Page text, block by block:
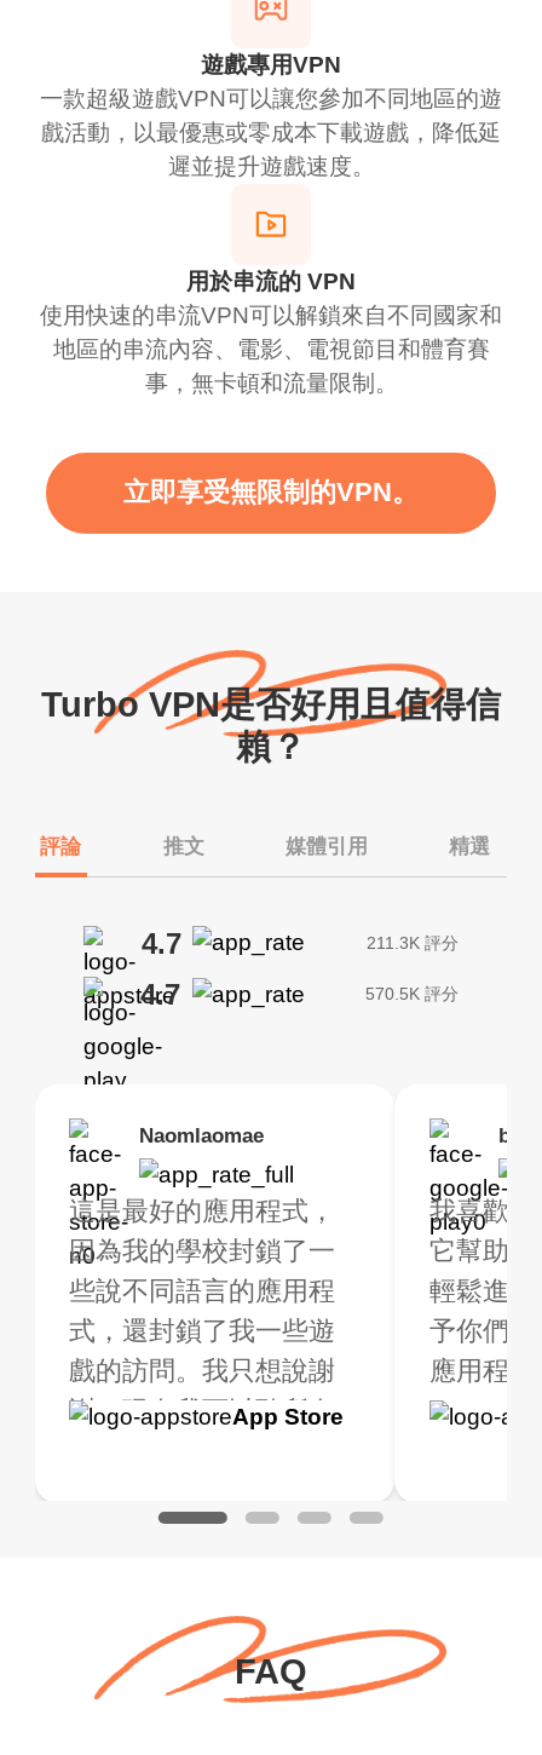
遊戲專用VPN
一款超級遊戲VPN可以讓您參加不同地區的遊
戲活動，以最優惠或零成本下載遊戲，降低延
遲並提升遊戲速度。
用於串流的 VPN
使用快速的串流VPN可以解鎖來自不同國家和
地區的串流內容、電影、電視節目和體育賽
事，無卡頓和流量限制。
立即享受無限制的VPN。
Turbo VPN是否好用且值得信
賴？
評論 推文 媒體引用 精選
4.7 211.3K 評分
4.7 570.5K 評分
Naomlaomae
這是最好的應用程式，
因為我的學校封鎖了一
些說不同語言的應用程
式，還封鎖了我一些遊
戲的訪問。我只想說謝
謝，現在我可以聽所有
道 VPN 是什麼，但我認
在我使用它，我對這個
應用程式的好處感到驚
訝，即使有廣告，我知
App Store
我喜歡
它幫助
輕鬆進
予你們
應用程
Kirtisha Samant
最好的免費 VPN。我不
是常規 VPN 用戶，但當
我旅行時，我確實需要
一個不僅免費（因為我
只在有限的時間內使用
它），而且在連線時不
它可以隨處連線，而且
網路可供切換。毫無疑
問，是我最喜歡的。最
好的部分是，自從我使
Google
我已經
大約2週
是一個
用程式
用，我
到高級
Brias
VPN 真的很棒！
多免費的地點可供
。我購買了高級版
得額外的福利，非
得。我測試了應用
以確保它能正常運
地的 IP 地址，並進
搜索，確實顯示我
Google
Foutrrrrrr
強烈推薦，因為我
線快速穩定。
App
FAQ